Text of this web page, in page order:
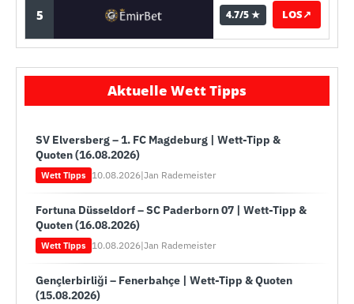
5 4.7/5 ★ LOS↗
Aktuelle Wett Tipps
SV Elversberg – 1. FC Magdeburg | Wett-Tipp &
Quoten (16.08.2026)
Wett Tipps 10.08.2026|Jan Rademeister
Fortuna Düsseldorf – SC Paderborn 07 | Wett-Tipp &
Quoten (16.08.2026)
Wett Tipps 10.08.2026|Jan Rademeister
Gençlerbirliği – Fenerbahçe | Wett-Tipp & Quoten
(15.08.2026)